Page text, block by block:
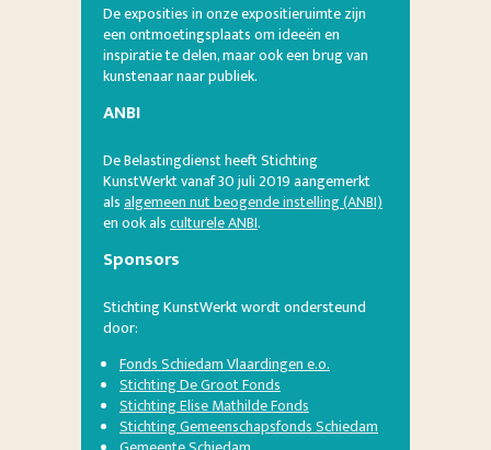
De exposities in onze expositieruimte zijn
een ontmoetingsplaats om ideeën en
inspiratie te delen, maar ook een brug van
kunstenaar naar publiek.
ANBI
De Belastingdienst heeft Stichting
KunstWerkt vanaf 30 juli 2019 aangemerkt
alsalgemeen nut beogende instelling (ANBI)
en ook alsculturele ANBI.
Sponsors
Stichting KunstWerkt wordt ondersteund
door:
Fonds Schiedam Vlaardingen e.o.
Stichting De Groot Fonds
Stichting Elise Mathilde Fonds
Stichting Gemeenschapsfonds Schiedam